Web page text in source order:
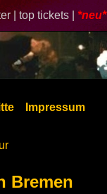
| top tickets | *neu*
Impressum
Bremen